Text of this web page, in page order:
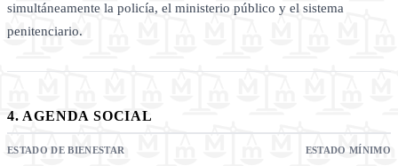
simultáneamente la policía, el ministerio público y el sistema
penitenciario.
4. AGENDA SOCIAL
ESTADO DE BIENESTAR ESTADO MÍNIMO